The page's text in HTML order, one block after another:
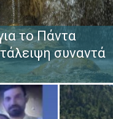
το Πάντα
συναντά